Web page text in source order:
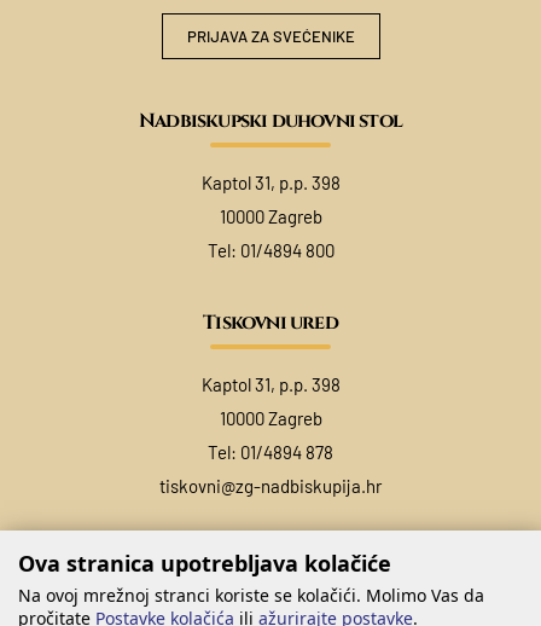
PRIJAVA ZA SVEĆENIKE
Nadbiskupski duhovni stol
Kaptol 31, p.p. 398
10000 Zagreb
Tel: 01/4894 800
Tiskovni ured
Kaptol 31, p.p. 398
10000 Zagreb
Tel: 01/4894 878
tiskovni@zg-nadbiskupija.hr
Ova stranica upotrebljava kolačiće
Na ovoj mrežnoj stranci koriste se kolačići. Molimo Vas da
pročitate Postavke kolačića ili ažurirajte postavke.